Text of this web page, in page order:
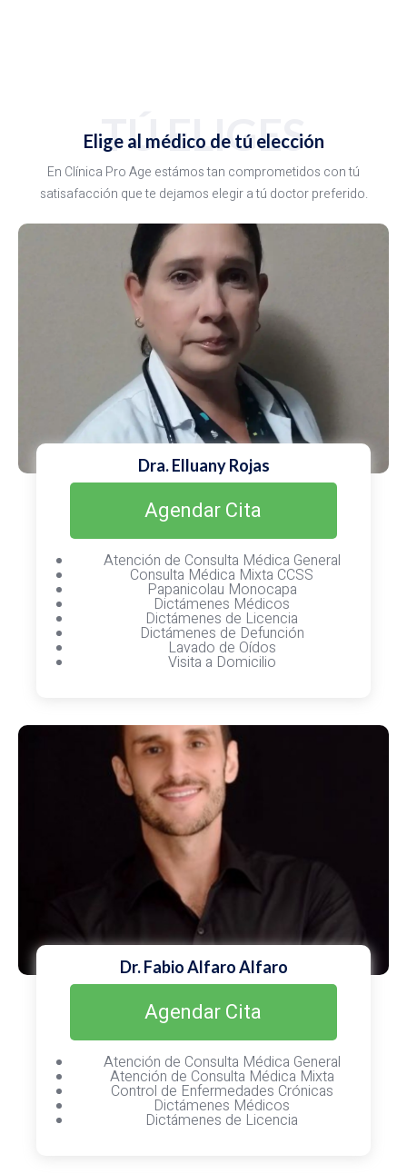
Elige al médico de tú elección
TÚ ELIGES
En Clínica Pro Age estámos tan comprometidos con tú
satisafacción que te dejamos elegir a tú doctor preferido.
Dra. Elluany Rojas
Agendar Cita
Atención de Consulta Médica General
Consulta Médica Mixta CCSS
Papanicolau Monocapa
Dictámenes Médicos
Dictámenes de Licencia
Dictámenes de Defunción
Lavado de Oídos
Visita a Domicilio
Dr. Fabio Alfaro Alfaro
Agendar Cita
Atención de Consulta Médica General
Atención de Consulta Médica Mixta
Control de Enfermedades Crónicas
Dictámenes Médicos
Dictámenes de Licencia